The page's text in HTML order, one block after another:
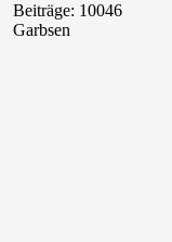
Beiträge: 10046
Garbsen